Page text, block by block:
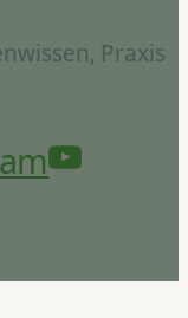
Praxis